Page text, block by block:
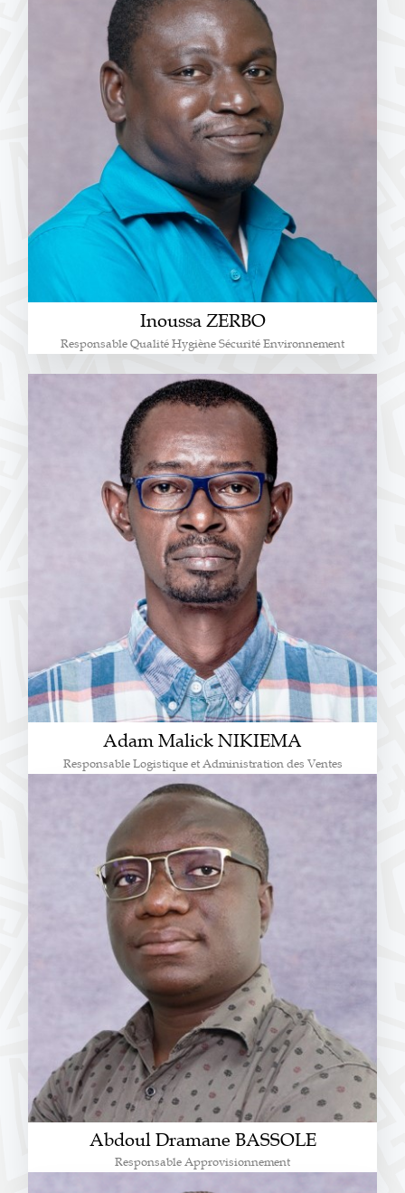
Inoussa ZERBO
Responsable Qualité Hygiène Sécurité Environnement
Adam Malick NIKIEMA
Responsable Logistique et Administration des Ventes
Abdoul Dramane BASSOLE
Responsable Approvisionnement